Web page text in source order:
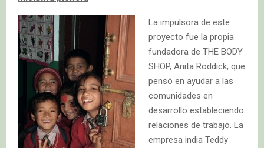
La impulsora de este
proyecto fue la propia
fundadora de THE BODY
SHOP, Anita Roddick, que
pensó en ayudar a las
comunidades en
desarrollo estableciendo
relaciones de trabajo. La
empresa india Teddy